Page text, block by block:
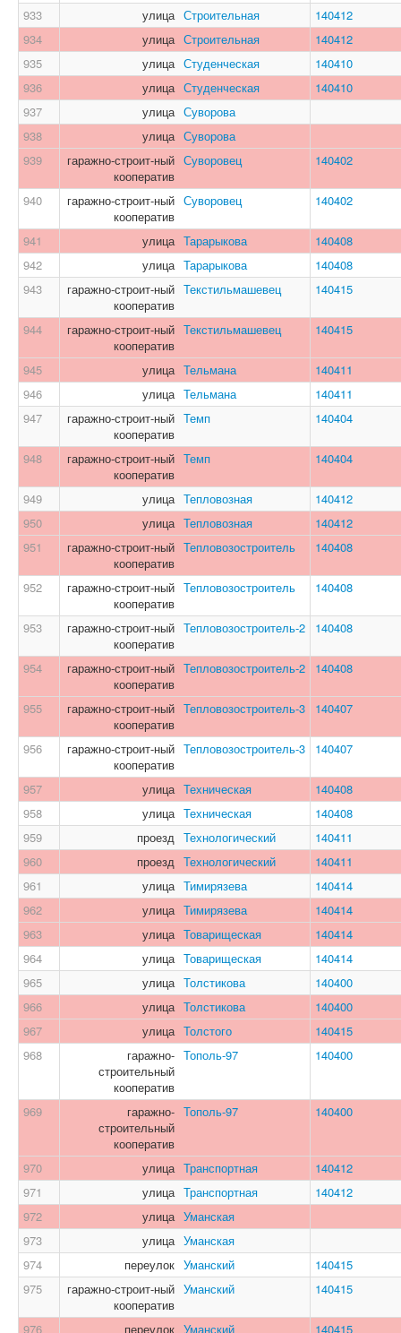
933 улица Строительная
140412
934
улица Строительная
140412
935
улица Студенческая
140410
936
улица Студенческая
140410
937
улица Суворова
938
улица Суворова
939
гаражно-строит-ный
кооператив
Суворовец 140402
940
гаражно-строит-ный
кооператив
Суворовец 140402
941 улица Тарарыкова
140408
942
улица Тарарыкова
140408
943
гаражно-строит-ный
кооператив
Текстильмашевец 140415
944
гаражно-строит-ный
кооператив
Текстильмашевец 140415
945 улица Тельмана
140411
946
улица Тельмана
140411
947
гаражно-строит-ный
кооператив
Темп 140404
948
гаражно-строит-ный
кооператив
Темп 140404
949 улица Тепловозная
140412
950
улица Тепловозная
140412
951
гаражно-строит-ный
кооператив
Тепловозостроитель 140408
952
гаражно-строит-ный
кооператив
Тепловозостроитель 140408
953
гаражно-строит-ный
кооператив
Тепловозостроитель-2 140408
954
гаражно-строит-ный
кооператив
Тепловозостроитель-2 140408
955
гаражно-строит-ный
кооператив
Тепловозостроитель-3 140407
956
гаражно-строит-ный
кооператив
Тепловозостроитель-3 140407
957 улица Техническая
140408
958
улица Техническая
140408
959
проезд Технологический
140411
960
проезд Технологический
140411
961
улица Тимирязева
140414
962
улица Тимирязева
140414
963
улица Товарищеская
140414
964
улица Товарищеская
140414
965
улица Толстикова
140400
966
улица Толстикова
140400
967
улица Толстого
140415
968
гаражно-
строительный
кооператив
Тополь-97 140400
969
гаражно-
строительный
кооператив
Тополь-97 140400
970 улица Транспортная
140412
971
улица Транспортная
140412
972
улица Уманская
973
улица Уманская
974
переулок Уманский
140415
975
гаражно-строит-ный
кооператив
Уманский 140415
976 переулок Уманский 140415